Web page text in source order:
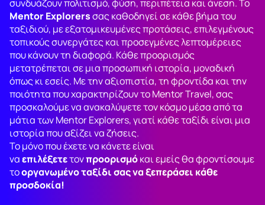
συνδυάζουν πολιτισμό, φύση, περιπέτεια και άνεση. Το
Mentor Explorersσας καθοδηγεί σε κάθε βήμα του
ταξιδιού, με εξατομικευμένες προτάσεις, επιλεγμένους
τοπικούς συνεργάτες και προσεγμένες λεπτομέρειες
που κάνουν τη διαφορά. Κάθε προορισμός
μετατρέπεται σε μια προσωπική ιστορία, μοναδική
όπως κι εσείς. Με την αξιοπιστία, τη φροντίδα και την
ποιότητα που χαρακτηρίζουν το Mentor Travel, σας
προσκαλούμε να ανακαλύψετε τον κόσμο μέσα από τα
μάτια των Mentor Explorers, γιατί κάθε ταξίδι είναι μια
ιστορία που αξίζει να ζήσεις.
Το μόνο που έχετε να κάνετε είναι
ναεπιλέξετετονπροορισμόκαι εμείς θα φροντίσουμε
τοοργανωμένοταξίδι σας να ξεπεράσει κάθε
προσδοκία!